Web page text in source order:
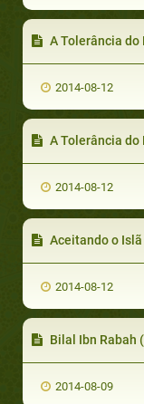
A Tolerância do Profeta em
2014-08-12
A Tolerância do Profeta em
2014-08-12
Aceitando o Islã (parte 1
2014-08-12
Bilal Ibn Rabah
2014-08-09